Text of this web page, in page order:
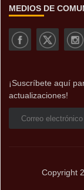
MEDIOS DE
¡Suscríbete aquí
actualizaciones!
Copyright